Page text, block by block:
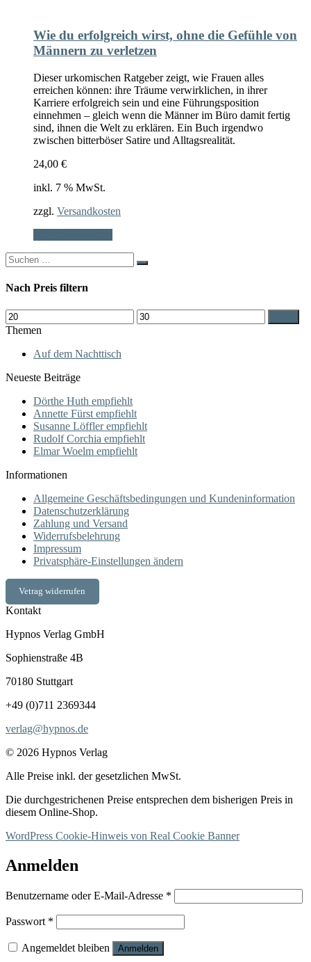
Wie du erfolgreich wirst, ohne die Gefühle von
Männern zu verletzen
Dieser urkomischen Ratgeber zeigt, wie Frauen alles
erreichen können: ihre Träume verwirklichen, in ihrer
Karriere erfolgreich sein und eine Führungsposition
einnehmen – gleich wenn die Männer im Büro damit fertig
sind, ihnen die Welt zu erklären. Ein Buch irgendwo
zwischen bitterböser Satire und Alltagsrealität.
24,00 €
inkl. 7 % MwSt.
zzgl. Versandkosten
Search
for:
Nach Preis filtern
Min.
Preis
Max.
Preis
Themen
Auf dem Nachttisch
Neueste Beiträge
Dörthe Huth empfiehlt
Annette Fürst empfiehlt
Susanne Löffler empfiehlt
Rudolf Corchia empfiehlt
Elmar Woelm empfiehlt
Informationen
Allgemeine Geschäftsbedingungen und Kundeninformation
Datenschutzerklärung
Zahlung und Versand
Widerrufsbelehrung
Impressum
Privatsphäre-Einstellungen ändern
Vetrag widerrufen
Kontakt
Hypnos Verlag GmbH
Sophienstraße 4B
70180 Stuttgart
+49 (0)711 2369344
verlag@hypnos.de
© 2026 Hypnos Verlag
Alle Preise inkl. der gesetzlichen MwSt.
Die durchgestrichenen Preise entsprechen dem bisherigen Preis in
diesem Online-Shop.
WordPress Cookie-Hinweis von Real Cookie Banner
Anmelden
Benutzername oder E-Mail-Adresse *
Passwort *
Angemeldet bleiben Anmelden